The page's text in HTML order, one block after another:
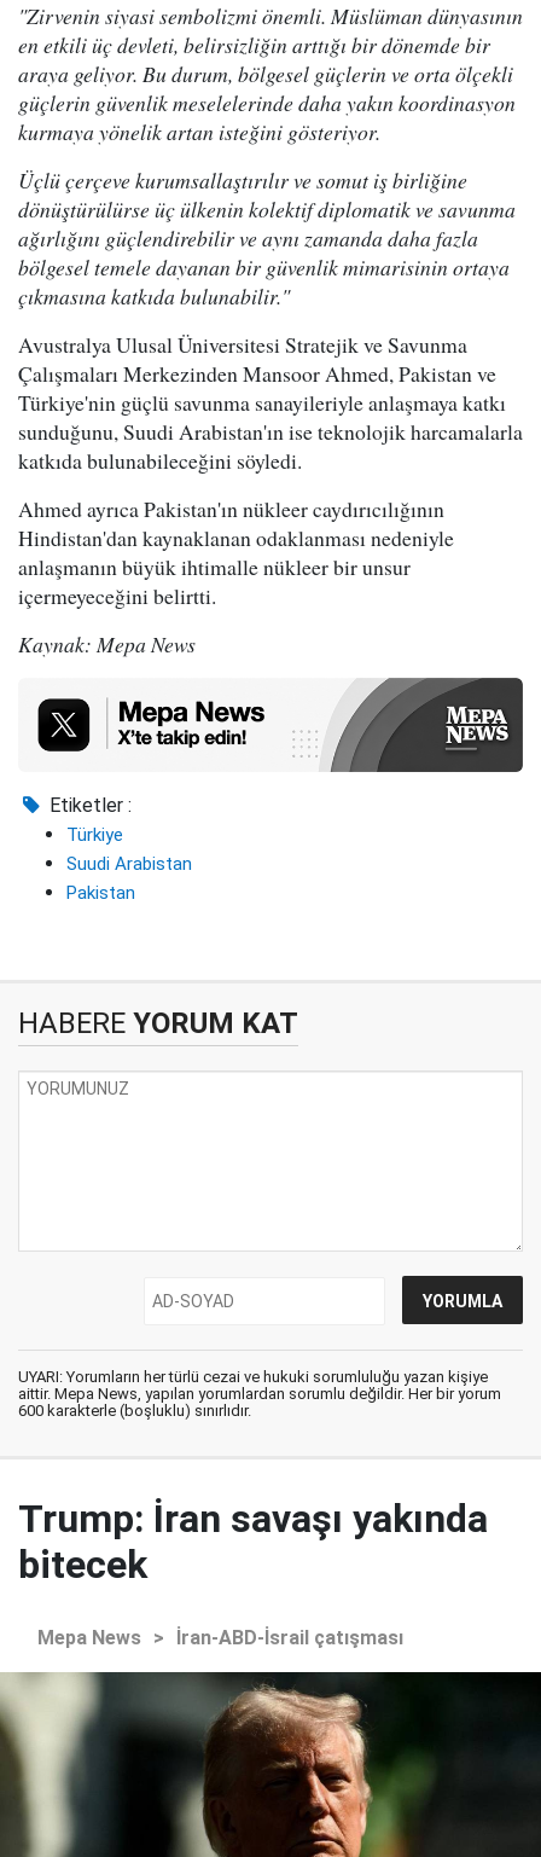
"Zirvenin siyasi sembolizmi önemli. Müslüman dünyasının
en etkili üç devleti, belirsizliğin arttığı bir dönemde bir
araya geliyor. Bu durum, bölgesel güçlerin ve orta ölçekli
güçlerin güvenlik meselelerinde daha yakın koordinasyon
kurmaya yönelik artan isteğini gösteriyor.
Üçlü çerçeve kurumsallaştırılır ve somut iş birliğine
dönüştürülürse üç ülkenin kolektif diplomatik ve savunma
ağırlığını güçlendirebilir ve aynı zamanda daha fazla
bölgesel temele dayanan bir güvenlik mimarisinin ortaya
çıkmasına katkıda bulunabilir."
Avustralya Ulusal Üniversitesi Stratejik ve Savunma
Çalışmaları Merkezinden Mansoor Ahmed, Pakistan ve
Türkiye'nin güçlü savunma sanayileriyle anlaşmaya katkı
sunduğunu, Suudi Arabistan'ın ise teknolojik harcamalarla
katkıda bulunabileceğini söyledi.
Ahmed ayrıca Pakistan'ın nükleer caydırıcılığının
Hindistan'dan kaynaklanan odaklanması nedeniyle
anlaşmanın büyük ihtimalle nükleer bir unsur
içermeyeceğini belirtti.
Kaynak: Mepa News
Etiketler :
Türkiye
Suudi Arabistan
Pakistan
HABERE YORUM KAT
UYARI: Yorumların her türlü cezai ve hukuki sorumluluğu yazan kişiye
aittir. Mepa News, yapılan yorumlardan sorumlu değildir. Her bir yorum
600 karakterle (boşluklu) sınırlıdır.
Trump: İran savaşı yakında
bitecek
Mepa News > İran-ABD-İsrail çatışması